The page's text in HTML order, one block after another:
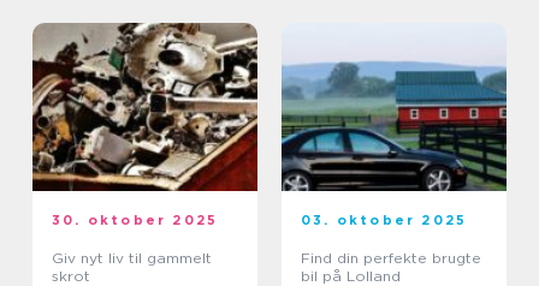
30. oktober 2025
Giv nyt liv til gammelt
skrot
03. oktober 2025
Find din perfekte brugte
bil på Lolland